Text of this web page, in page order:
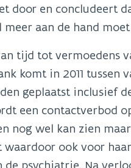
door en concludeert
aan de hand
tijd tot vermoedens
komt in 2011 tussen
geplaatst inclusief
een contactverbod
nog wel kan zien
ook voor
psychiatrie. Na